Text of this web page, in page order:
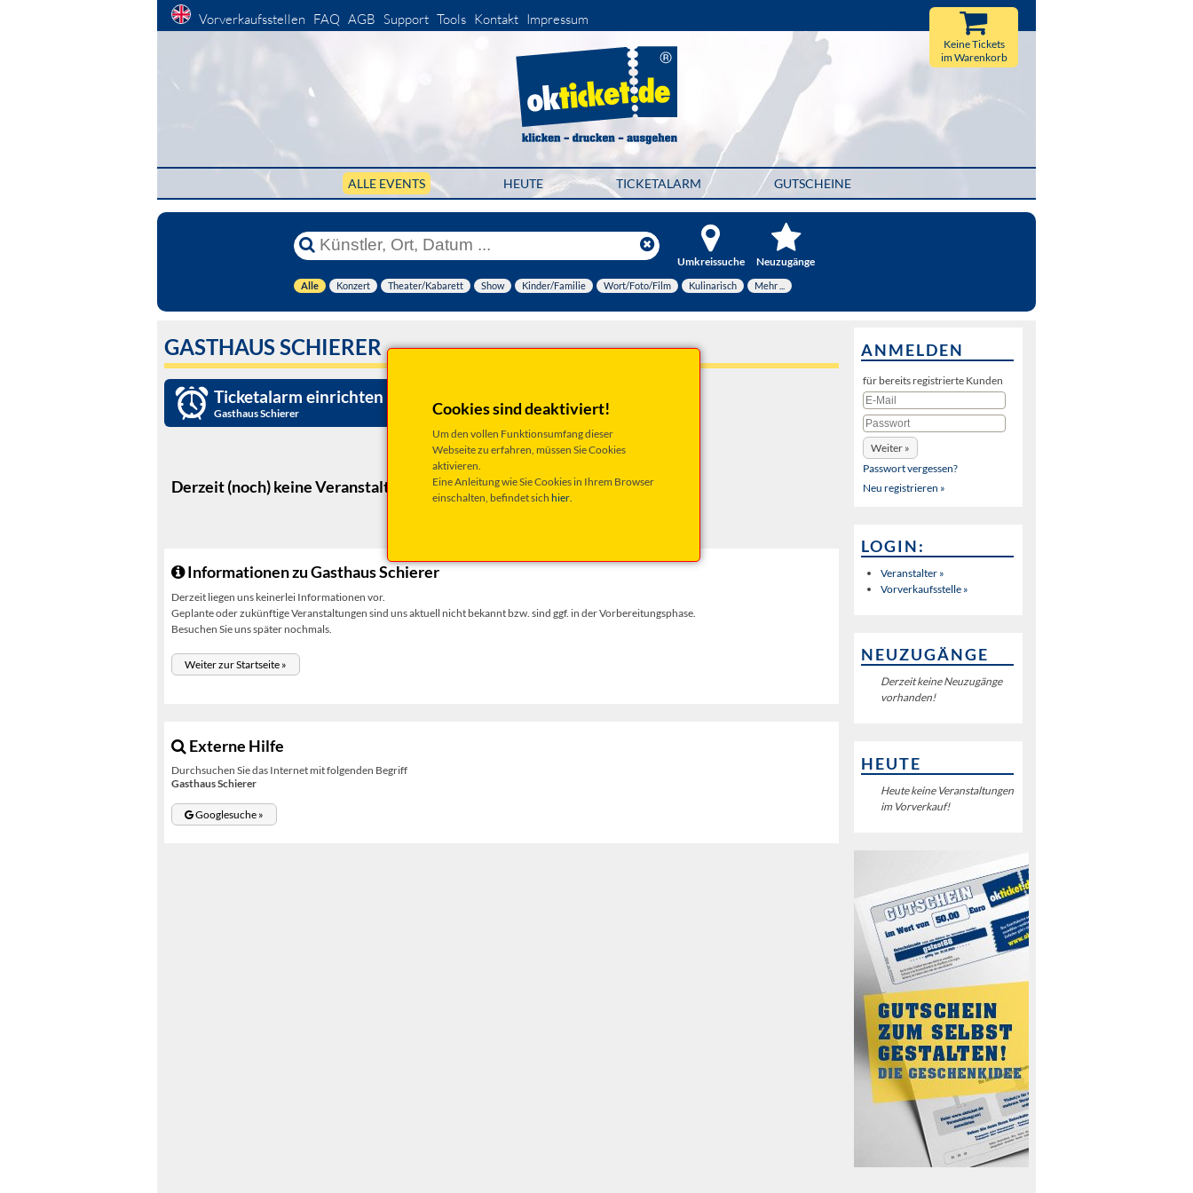
Vorverkaufsstellen FAQ AGB Support Tools Kontakt Impressum
ALLE EVENTS HEUTE TICKETALARM GUTSCHEINE
Keine Tickets
im Warenkorb
Umkreissuche Neuzugänge
Alle Konzert Theater/Kabarett Show Kinder/Familie Wort/Foto/Film Kulinarisch Mehr ...
Cookies sind deaktiviert!
Um den vollen Funktionsumfang dieser
Webseite zu erfahren, müssen Sie Cookies
aktivieren.
Eine Anleitung wie Sie Cookies in Ihrem Browser
einschalten, befindet sich hier.
GASTHAUS SCHIERER
Ticketalarm einrichten »
Gasthaus Schierer
Derzeit (noch) keine Veranstaltungen im Vorverkauf!
Informationen zu Gasthaus Schierer
Derzeit liegen uns keinerlei Informationen vor.
Geplante oder zukünftige Veranstaltungen sind uns aktuell nicht bekannt bzw. sind ggf. in der Vorbereitungsphase.
Besuchen Sie uns später nochmals.
Weiter zur Startseite »
Externe Hilfe
Durchsuchen Sie das Internet mit folgenden Begriff
Gasthaus Schierer
Googlesuche »
ANMELDEN
für bereits registrierte Kunden
Passwort vergessen?
Neu registrieren »
LOGIN:
Veranstalter »
Vorverkaufsstelle »
NEUZUGÄNGE
Derzeit keine Neuzugänge
vorhanden!
HEUTE
Heute keine Veranstaltungen
im Vorverkauf!